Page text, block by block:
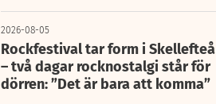
2026-08-05
Rockfestival tar form i Skellefteå
– två dagar rocknostalgi står för
dörren: ”Det är bara att komma”